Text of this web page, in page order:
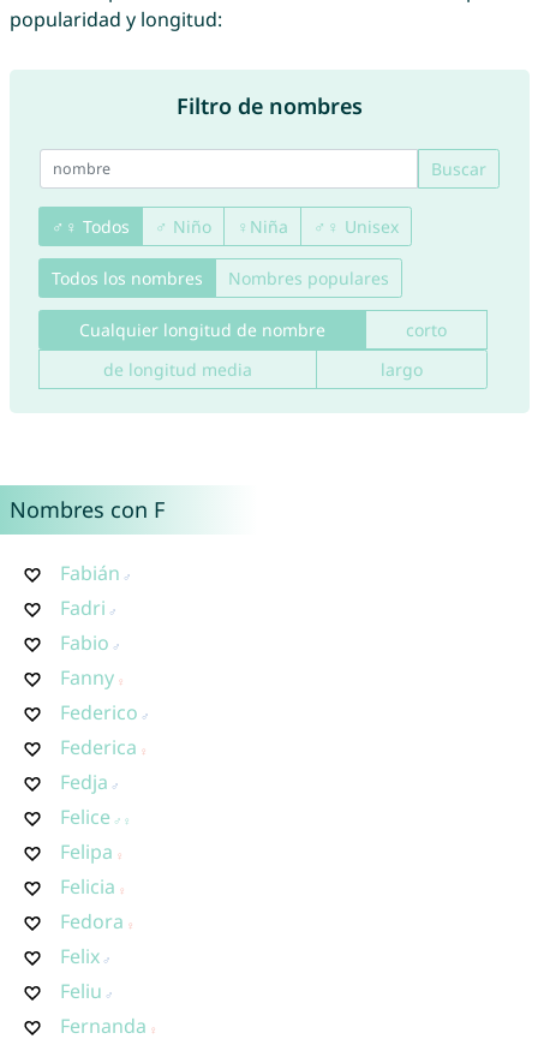
popularidad y longitud:
Filtro de nombres
Buscar
♂♀ Todos ♂ Niño ♀Niña ♂♀ Unisex
Todos los nombres Nombres populares
Cualquier longitud de nombre
corto
de longitud media
largo
Nombres con F
Fabián
Fadri
Fabio
Fanny
Federico
Federica
Fedja
Felice
Felipa
Felicia
Fedora
Felix
Feliu
Fernanda